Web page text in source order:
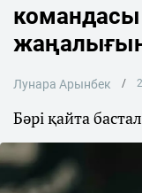
жаңалығын
Лунара Арынбек
Бәрі қайта